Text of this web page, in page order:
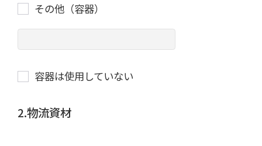
その他（容器）
容器は使用していない
2.物流資材